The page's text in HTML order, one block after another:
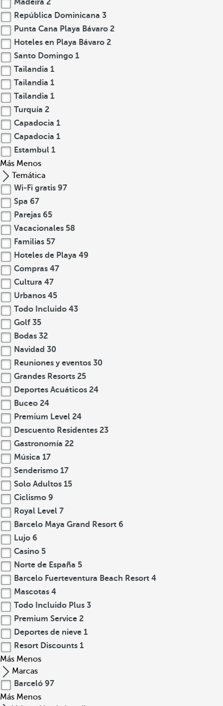
Madeira 2
República Dominicana 3
Punta Cana Playa Bávaro 2
Hoteles en Playa Bávaro 2
Santo Domingo 1
Tailandia 1
Tailandia 1
Tailandia 1
Turquía 2
Capadocia 1
Capadocia 1
Estambul 1
Más Menos
Temática
Wi-Fi gratis 97
Spa 67
Parejas 65
Vacacionales 58
Familias 57
Hoteles de Playa 49
Compras 47
Cultura 47
Urbanos 45
Todo Incluido 43
Golf 35
Bodas 32
Navidad 30
Reuniones y eventos 30
Grandes Resorts 25
Deportes Acuáticos 24
Buceo 24
Premium Level 24
Descuento Residentes 23
Gastronomía 22
Música 17
Senderismo 17
Solo Adultos 15
Ciclismo 9
Royal Level 7
Barcelo Maya Grand Resort 6
Lujo 6
Casino 5
Norte de España 5
Barcelo Fuerteventura Beach Resort 4
Mascotas 4
Todo Incluido Plus 3
Premium Service 2
Deportes de nieve 1
Resort Discounts 1
Más Menos
Marcas
Barceló 97
Más Menos